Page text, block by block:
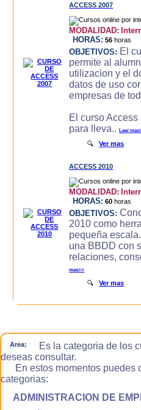
ACCESS 2007
MODALIDAD:
HORAS: 56 horas
OBJETIVOS: El
permite al
utilizacion y el
datos de uso
empresas de
El curso
para lleva..Leer
🔍Ver mas
ACCESS 2010
MODALIDAD:
HORAS: 60 horas
OBJETIVOS:
2010 como
pequeña
una BBDD con
relaciones,
mas>>
🔍Ver mas
Area:
Es la categoria de los
deseas consultar.
En estos momentos puedes
categorias:
ADMINISTRACION DE